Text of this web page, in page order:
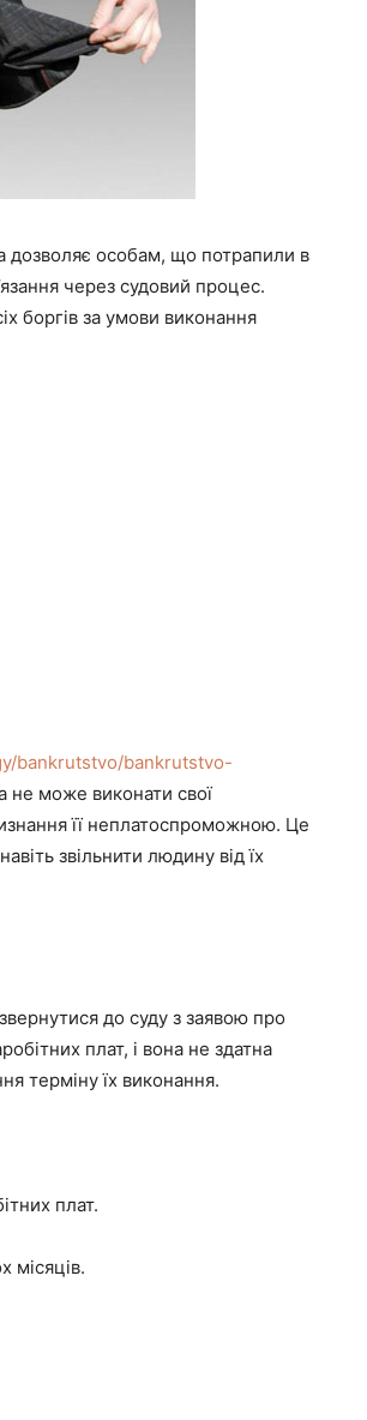
дозволяє особам, що потрапили в
через судовий процес.
боргів за умови виконання
bankrutstvo/bankrutstvo-
не може виконати свої
її неплатоспроможною. Це
звільнити людину від їх
до суду з заявою про
плат, і вона не здатна
терміну їх виконання.
плат.
місяців.